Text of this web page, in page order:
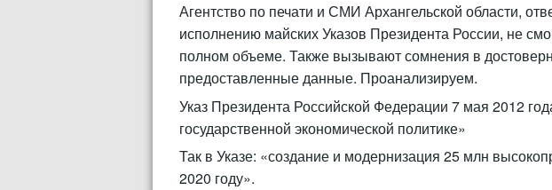
Агентство по печати и СМИ Архангельской области,
исполнению майских Указов Президента России, не
полном объеме. Также вызывают сомнения в
предоставленные данные. Проанализируем.
Указ Президента Российской Федерации 7 мая 2012
государственной экономической политике»
Так в Указе: «создание и модернизация 25 млн
2020 году».